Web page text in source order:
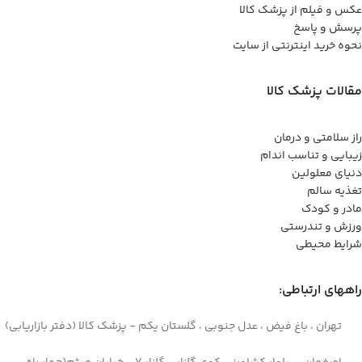
عکس و فیلم از پزشک کالا
پرسش و پاسخ
نحوه خرید اینترنتی از سایت
مقالات پزشک کالا
راز سلامتی و درمان
زیبایی و تناسب اندام
دنیای معلولین
تغذیه سالم
مادر و کودک
ورزش و تندرستی
شرایط محیطی
راههای ارتباطی:
تهران ، باغ فیض ، عدل جنوبی ، گلستان یکم - پزشک کالا (دفتر بازاریابی)